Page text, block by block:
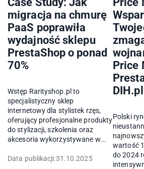
migracja na chmurę
PaaS poprawiła
wydajność sklepu
PrestaShop o ponad
70%
Wstęp Rarityshop.pl to
specjalistyczny sklep
internetowy dla stylistek rzęs,
oferujący profesjonalne produkty
do stylizacji, szkolenia oraz
akcesoria wykorzystywane w...
Data publikacji:31.10.2025
Price
DIH.pl
Polski
wartość
do 2024